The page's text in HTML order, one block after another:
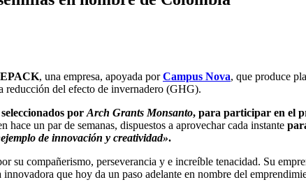
, una empresa, apoyada porCampus Nova, que produce
reducción del efecto de invernadero (GHG).
por Arch Grants Monsanto, para participar en el
un par de semanas, dispuestos a aprovechar cada instante
de innovación y creatividad».
su compañerismo, perseverancia y e increíble tenacidad. Su
que hoy da un paso adelante en nombre del